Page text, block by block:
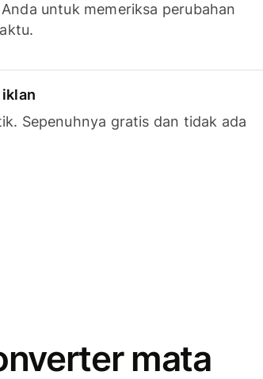
untuk memeriksa perubahan
Sepenuhnya gratis dan tidak ada
mata